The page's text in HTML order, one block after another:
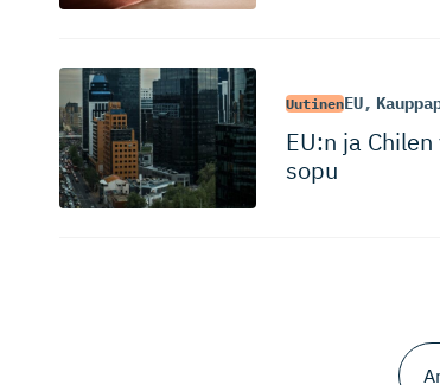
UutinenEU,
EU:n ja
sopu